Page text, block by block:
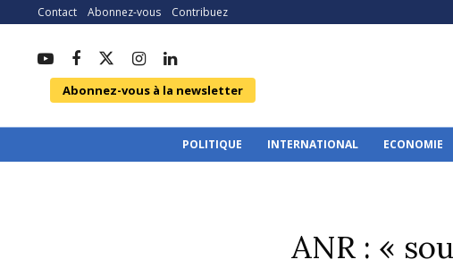
Contact Abonnez-vous Contribuez
Abonnez-vous à la newsletter
POLITIQUE INTERNATIONAL ECONOMIE
ANR : «